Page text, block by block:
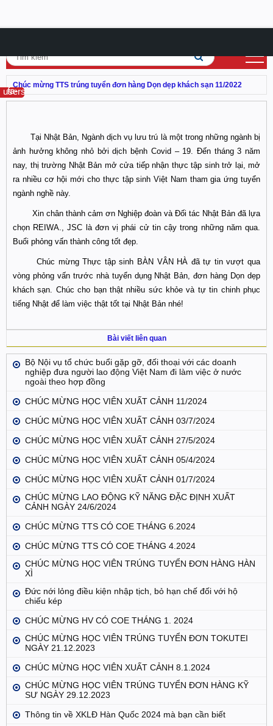
Chúc mừng TTS trúng tuyển đơn hàng Dọn dẹp khách sạn 11/2022
Tại Nhật Bản, Ngành dịch vụ lưu trú là một trong những ngành bị
ảnh hưởng không nhỏ bởi dịch bệnh Covid – 19. Đến tháng 3 năm
nay, thị trường Nhật Bản mở cửa tiếp nhận thực tập sinh trở lại, mở
ra nhiều cơ hội mới cho thực tập sinh Việt Nam tham gia ứng tuyển
ngành nghề này.
Xin chân thành cảm ơn Nghiệp đoàn và Đối tác Nhật Bản đã lựa
chọn REIWA., JSC là đơn vị phái cử tin cậy trong những năm qua.
Buổi phỏng vấn thành công tốt đẹp.
Chúc mừng Thực tập sinh BÀN VÂN HÀ đã tự tin vượt qua
vòng phỏng vấn trước nhà tuyển dụng Nhật Bản, đơn hàng Dọn dẹp
khách sạn. Chúc cho bạn thật nhiều sức khỏe và tự tin chinh phục
tiếng Nhật để làm việc thật tốt tại Nhật Bản nhé!
Bài viết liên quan
Bộ Nội vụ tổ chức buổi gặp gỡ, đối thoại với các doanh
nghiệp đưa người lao động Việt Nam đi làm việc ở nước
ngoài theo hợp đồng
CHÚC MỪNG HỌC VIÊN XUẤT CẢNH 11/2024
CHÚC MỪNG HỌC VIÊN XUẤT CẢNH 03/7/2024
CHÚC MỪNG HỌC VIÊN XUẤT CẢNH 27/5/2024
CHÚC MỪNG HỌC VIÊN XUẤT CẢNH 05/4/2024
CHÚC MỪNG HỌC VIÊN XUẤT CẢNH 01/7/2024
CHÚC MỪNG LAO ĐỘNG KỸ NĂNG ĐẶC ĐỊNH XUẤT
CẢNH NGÀY 24/6/2024
CHÚC MỪNG TTS CÓ COE THÁNG 6.2024
CHÚC MỪNG TTS CÓ COE THÁNG 4.2024
CHÚC MỪNG HỌC VIÊN TRÚNG TUYỂN ĐƠN HÀNG HÀN
XÌ
Đức nới lỏng điều kiện nhập tịch, bỏ hạn chế đối với hộ
chiếu kép
CHÚC MỪNG HV CÓ COE THÁNG 1. 2024
CHÚC MỪNG HỌC VIÊN TRÚNG TUYỂN ĐƠN TOKUTEI
NGÀY 21.12.2023
CHÚC MỪNG HỌC VIÊN XUẤT CẢNH 8.1.2024
CHÚC MỪNG HỌC VIÊN TRÚNG TUYỂN ĐƠN HÀNG KỸ
SƯ NGÀY 29.12.2023
Thông tin về XKLĐ Hàn Quốc 2024 mà bạn cần biết
fa-users